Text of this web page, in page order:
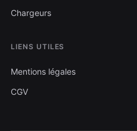
Chargeurs
LIENS UTILES
Mentions légales
CGV